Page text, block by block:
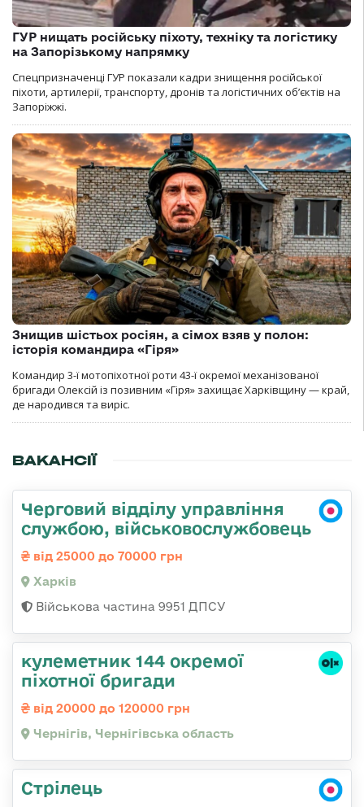
ГУР нищать російську піхоту, техніку та логістику
на Запорізькому напрямку
Спецпризначенці ГУР показали кадри знищення російської
піхоти, артилерії, транспорту, дронів та логістичних об’єктів на
Запоріжжі.
Знищив шістьох росіян, а сімох взяв у полон:
історія командира «Гіря»
Командир 3-ї мотопіхотної роти 43-ї окремої механізованої
бригади Олексій із позивним «Гіря» захищає Харківщину — край,
де народився та виріс.
ВАКАНСІЇ
Черговий відділу управління
службою, військовослужбовець
від 25000 до 70000 грн
Харків
Військова частина 9951 ДПСУ
кулеметник 144 окремої
піхотної бригади
від 20000 до 120000 грн
Чернігів, Чернігівська область
Стрілець